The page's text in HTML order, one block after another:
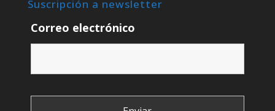
Suscripción a newsletter
Correo electrónico